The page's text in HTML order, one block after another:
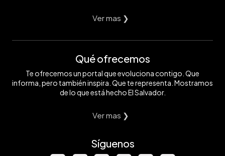
Ver mas ❯
Qué ofrecemos
Te ofrecemos un portal que evoluciona contigo. Que
informa, pero también inspira. Que te representa. Mostramos
de lo que está hecho El Salvador.
Ver mas ❯
Síguenos